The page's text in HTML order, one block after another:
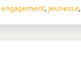
engagement, jeunesse,